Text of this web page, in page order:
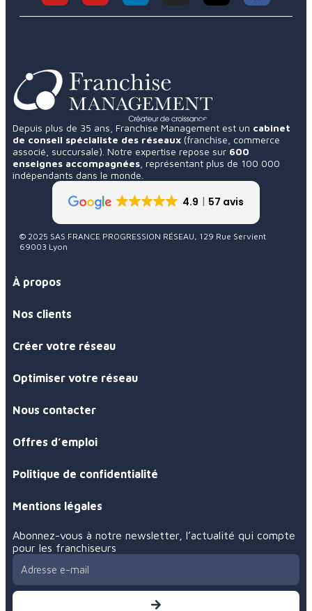
Depuis plus de 35 ans, Franchise Management est un cabinet
de conseil spécialiste des réseaux (franchise, commerce
associé, succursale). Notre expertise repose sur 600
enseignes accompagnées , représentant plus de 100 000
indépendants dans le monde.
4.9 57 avis
© 2025 SAS FRANCE PROGRESSION RÉSEAU, 129 Rue Servient
69003 Lyon
À propos
Nos clients
Créer votre réseau
Optimiser votre réseau
Nous contacter
Offres d’emploi
Politique de confidentialité
Mentions légales
Abonnez-vous à notre newsletter, l’actualité qui compte
pour les franchiseurs